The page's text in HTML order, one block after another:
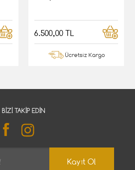
6.500,00 TL
Ücretsiz Kargo
BIZI TAKIP EDIN
Kayıt Ol